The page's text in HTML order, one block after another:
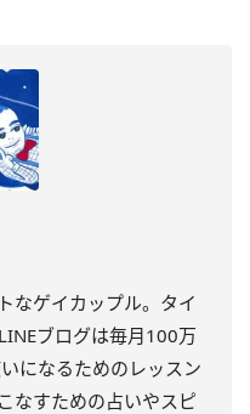
なゲイカップル。タイ
ブログは毎月100万
になるためのレッスン
なすための占いやスピ